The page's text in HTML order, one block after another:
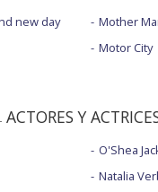
new day
Mother
Motor City
ACTORES Y
O'Shea
Natalia